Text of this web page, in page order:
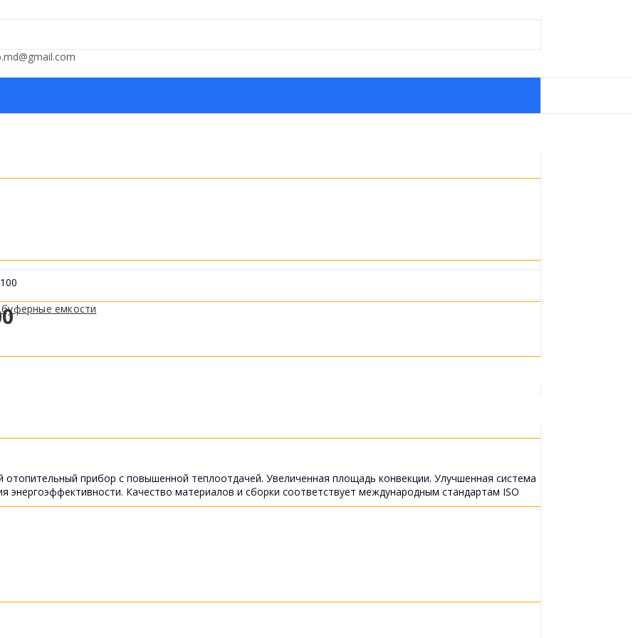
емкости
прибор с повышенной теплоотдачей. Увеличенная площадь конвекции. Улучшенная система
Качество материалов и сборки соответствует международным стандартам ISO